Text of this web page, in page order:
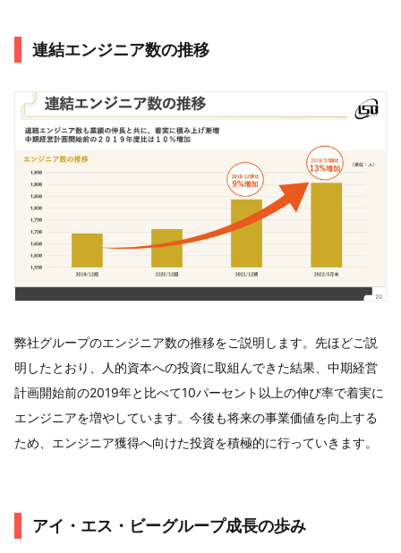
連結エンジニア数の推移
弊社グループのエンジニア数の推移をご説明します。先ほどご説
明したとおり、人的資本への投資に取組んできた結果、中期経営
計画開始前の2019年と比べて10パーセント以上の伸び率で着実に
エンジニアを増やしています。今後も将来の事業価値を向上する
ため、エンジニア獲得へ向けた投資を積極的に行っていきます。
アイ・エス・ビーグループ成長の歩み